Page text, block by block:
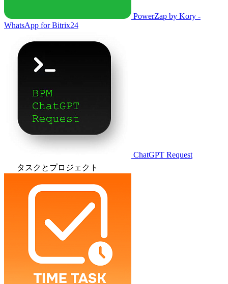
PowerZap by Kory -
WhatsApp for Bitrix24
ChatGPT Request
タスクとプロジェクト